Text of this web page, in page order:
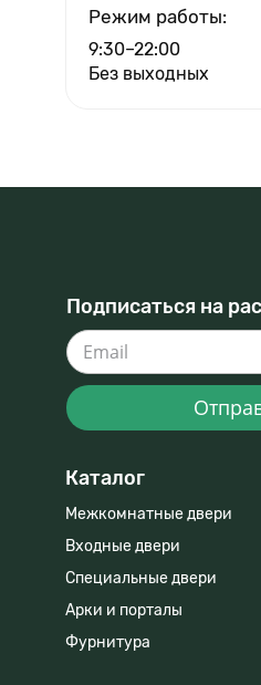
Режим работы:
9:30–22:00
Без выходных
Подписаться на
Каталог
Межкомнатные двери
Входные двери
Специальные двери
Арки и порталы
Фурнитура